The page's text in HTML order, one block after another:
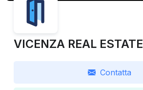
VICENZA REAL ESTATE
Contatta